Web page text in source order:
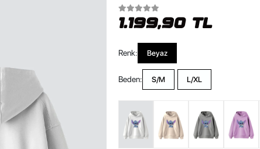
1.199,90 TL
Renk: Beyaz
Beden: S/M L/XL